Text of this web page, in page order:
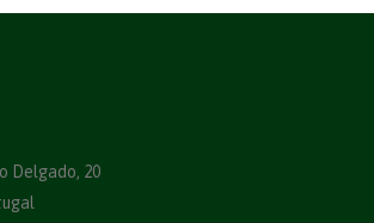
Delgado, 20